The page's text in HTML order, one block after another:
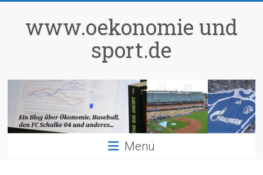
springenwww.oekonomie und
sport.de
Menü